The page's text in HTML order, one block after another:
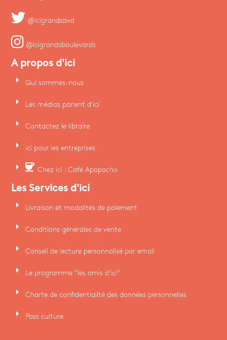
@icigrandsbvd
@icigrandsboulevards
A propos d'ici
arrow_right Qui sommes-nous
arrow_right Les médias parlent d'ici
arrow_right Contactez le libraire
arrow_right ici pour les entreprises
arrow_right coffee Chez ici : Café Apapacho
Les Services d'ici
arrow_right Livraison et modalités de paiement
arrow_right Conditions générales de vente
arrow_right Conseil de lecture personnalisé par email
arrow_right Le programme "les amis d'ici"
arrow_right Charte de confidentialité des données personnelles
arrow_right Pass culture